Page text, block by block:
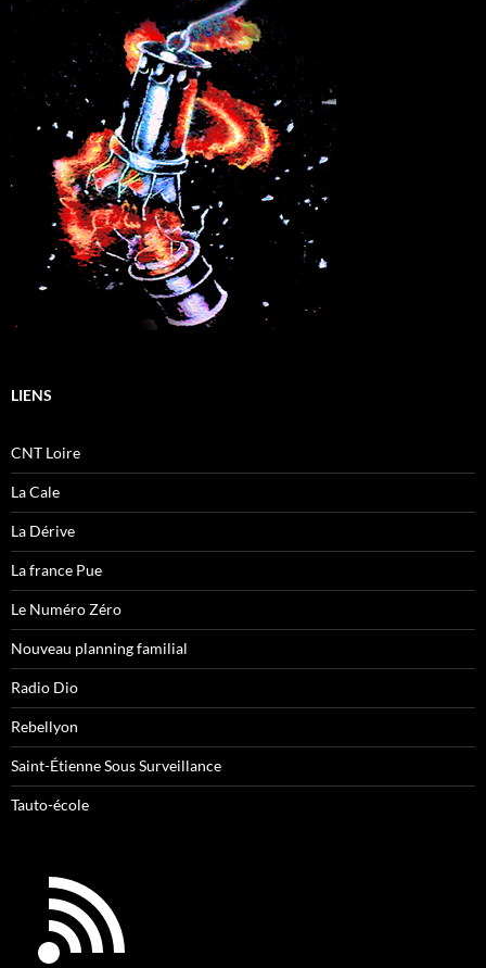
LIENS
CNT Loire
La Cale
La Dérive
La france Pue
Le Numéro Zéro
Nouveau planning familial
Radio Dio
Rebellyon
Saint-Étienne Sous Surveillance
Tauto-école